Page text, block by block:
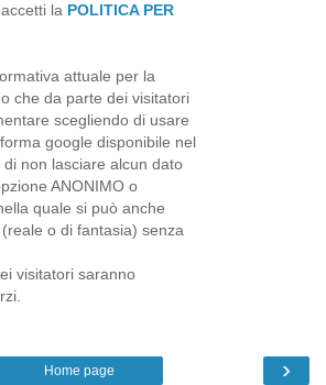
la POLITICA PER
attuale per la
che da parte dei visitatori
scegliendo di usare
google disponibile nel
non lasciare alcun dato
ANONIMO o
quale si può anche
o di fantasia) senza
visitatori saranno
›
Home page